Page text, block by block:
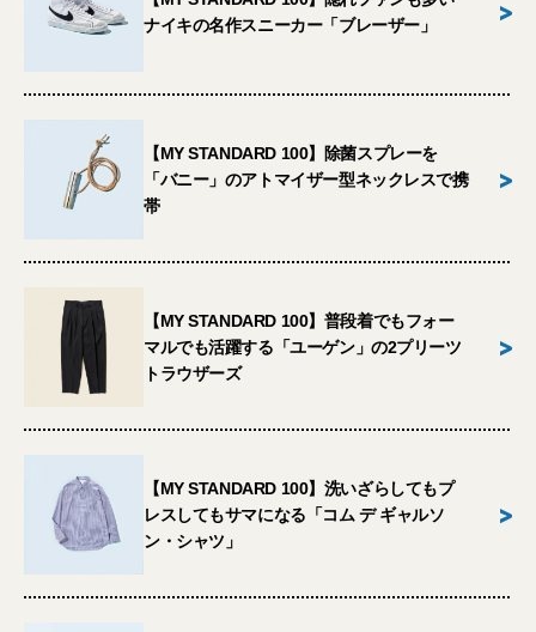
ナイキの名作スニーカー「ブレーザー」
>
【MY STANDARD 100】除菌スプレーを
「バニー」のアトマイザー型ネックレスで携
帯
>
【MY STANDARD 100】普段着でもフォー
マルでも活躍する「ユーゲン」の2プリーツ
トラウザーズ
>
【MY STANDARD 100】洗いざらしてもプ
レスしてもサマになる「コム デ ギャルソ
ン・シャツ」
>